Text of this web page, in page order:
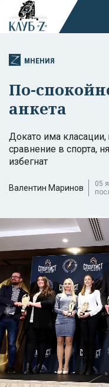
МНЕНИЯ
По-
анкета
Докато има
сравнение в спорта,
избегнат
Валентин Маринов
05